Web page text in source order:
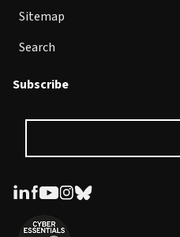
Sitemap
Search
Subscribe